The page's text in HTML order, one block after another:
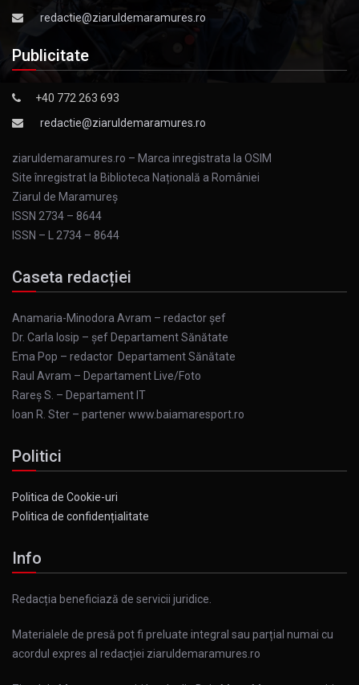
redactie@ziaruldemaramures.ro
Publicitate
+40 772 263 693
redactie@ziaruldemaramures.ro
ziaruldemaramures.ro – Marca inregistrata la OSIM
Site înregistrat la Biblioteca Națională a României
Ziarul de Maramureş
ISSN 2734 – 8644
ISSN – L 2734 – 8644
Caseta redacției
Anamaria-Minodora Avram – redactor șef
Dr. Carla Iosip – șef Departament Sănătate
Ema Pop – redactor Departament Sănătate
Raul Avram – Departament Live/Foto
Rareș S. – Departament IT
Ioan R. Ster – partener www.baiamaresport.ro
Politici
Politica de Cookie-uri
Politica de confidențialitate
Info
Redacția beneficiază de servicii juridice.
Materialele de presă pot fi preluate integral sau parțial numai cu
acordul expres al redacției ziaruldemaramures.ro